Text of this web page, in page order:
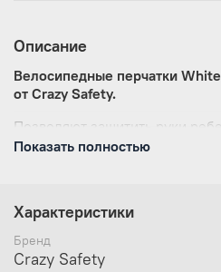
Описание
Велосипедные перчатки
от Crazy Safety.
Позволяют защитить руки
защищают от мозолей на
большинстве современных
велосипедах.
Перчатки регулируются по
Показать полностью
Характеристики
Бренд
Crazy Safety